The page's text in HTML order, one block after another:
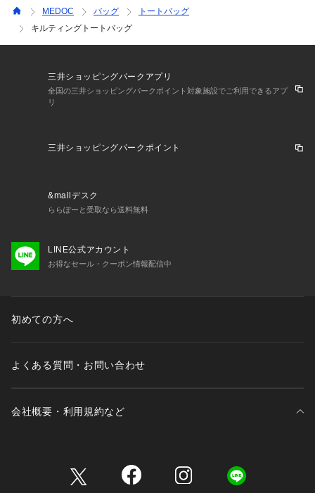
MEDOC バッグ
トートバッグ
キルティングトートバッグ
三井ショッピングパークアプリ
全国の三井ショッピングパークポイント対象施設でご利用できるアプ
リ
三井ショッピングパークポイント
&mallデスク
ららぽーと受取なら送料無料
LINE公式アカウント
お得なセール・クーポン情報配信中
初めての方へ
よくある質問・お問い合わせ
会社概要・利用規約など